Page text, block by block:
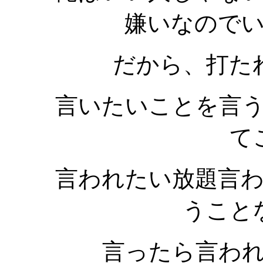
嫌いなので
だから、打た
言いたいことを言
て
言われたい放題言
うこと
言ったら言わ